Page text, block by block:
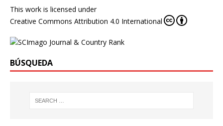
This work is licensed under
Creative Commons Attribution 4.0 International
BÚSQUEDA